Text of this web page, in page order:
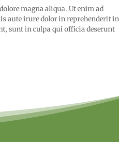
magna aliqua. Ut enim ad
aute irure dolor in reprehenderit in
sunt in culpa qui officia deserunt